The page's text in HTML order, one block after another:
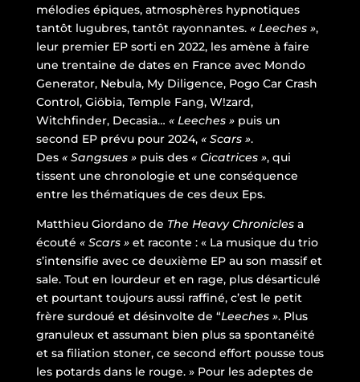
mélodies épiques, atmosphères hypnotiques
tantôt lugubres, tantôt rayonnantes. « Leeches »,
leur premier EP sorti en 2022, les amène à faire
une trentaine de dates en France avec Mondo
Generator, Nebula, My Diligence, Pogo Car Crash
Control, Giöbia, Temple Fang, W!zard,
Witchfinder, Decasia… « Leeches »puis un
second EP prévu pour 2024, « Scars ».
Des « Sangsues »puis des « Cicatrices », qui
tissent une chronologie et une conséquence
entre les thématiques de ces deux Eps.
Matthieu Giordano de The Heavy Chroniclesa
écouté « Scars »et raconte : « La musique du trio
s’intensifie avec ce deuxième EP au son massif et
sale. Tout en lourdeur et en rage, plus désarticulé
et pourtant toujours aussi raffiné, c’est le petit
frère surdoué et désinvolte de “Leeches ». Plus
granuleux et assumant bien plus sa spontanéité
et sa filiation stoner, ce second effort pousse tous
les potards dans le rouge. » Pour les adeptes de